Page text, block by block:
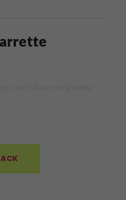
conchitas con sistema